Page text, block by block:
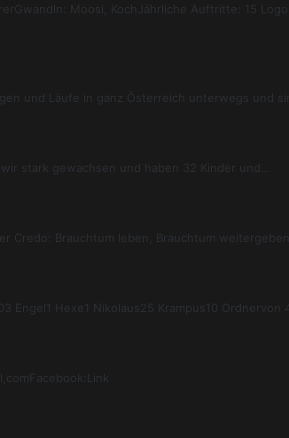
Moosi, KochJährliche Auftritte: 15
und Läufe in ganz Österreich unterwegs und
stark gewachsen und haben 32 Kinder und…
Brauchtum leben, Brauchtum
Hexe1 Nikolaus25 Krampus10 Ordnervon